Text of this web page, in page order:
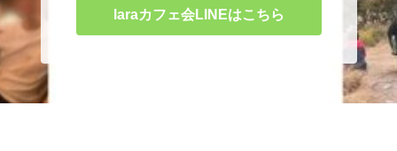
laraカフェ会LINEはこちら